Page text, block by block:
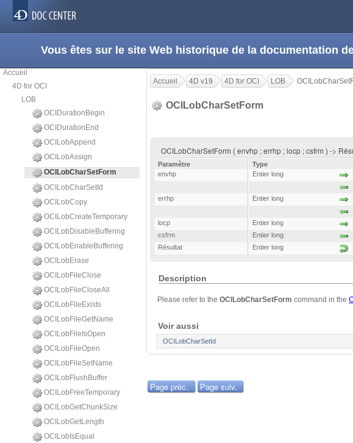
Vous êtes sur le site Web historique de la documentation
Accueil
4D for OCI
LOB
OCIDurationBegin
OCIDurationEnd
OCILobAppend
OCILobAssign
OCILobCharSetForm
OCILobCharSetId
OCILobCopy
OCILobCreateTemporary
OCILobDisableBuffering
OCILobEnableBuffering
OCILobErase
OCILobFileClose
OCILobFileCloseAll
OCILobFileExists
OCILobFileGetName
OCILobFileIsOpen
OCILobFileOpen
OCILobFileSetName
OCILobFlushBuffer
OCILobFreeTemporary
OCILobGetChunkSize
OCILobGetLength
OCILobIsEqual
Accueil 4D v19 4D for OCI LOB
OCILobCharSetForm
OCILobCharSetForm ( envhp ; errhp ; locp ; csfrm ) ->
Paramètre Type
envhp
Entier long
errhp Entier long
locp Entier long
csfrm
Entier long
Résultat
Entier long
Description
Please refer to the OCILobCharSetForm command in the
Voir aussi
OCILobCharSetId
Page préc. Page suiv.